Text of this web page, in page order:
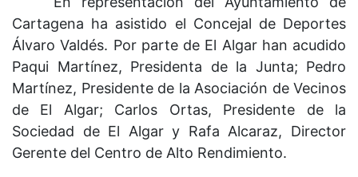
Cartagena ha asistido el Concejal de Deportes
Álvaro Valdés. Por parte de El Algar han acudido
Paqui Martínez, Presidenta de la Junta; Pedro
Martínez, Presidente de la Asociación de Vecinos
de El Algar; Carlos Ortas, Presidente de la
Sociedad de El Algar y Rafa Alcaraz, Director
Gerente del Centro de Alto Rendimiento.